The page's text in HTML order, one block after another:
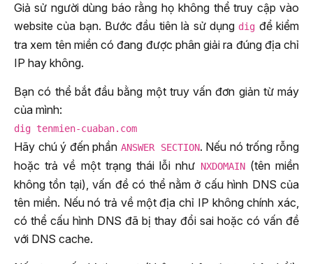
Giả sử người dùng báo rằng họ không thể truy cập vào
website của bạn. Bước đầu tiên là sử dụng dig để kiểm
tra xem tên miền có đang được phân giải ra đúng địa chỉ
IP hay không.
Bạn có thể bắt đầu bằng một truy vấn đơn giản từ máy
của mình:
dig tenmien-cuaban.com
Hãy chú ý đến phần ANSWER SECTION. Nếu nó trống rỗng
hoặc trả về một trạng thái lỗi như NXDOMAIN(tên miền
không tồn tại), vấn đề có thể nằm ở cấu hình DNS của
tên miền. Nếu nó trả về một địa chỉ IP không chính xác,
có thể cấu hình DNS đã bị thay đổi sai hoặc có vấn đề
với DNS cache.